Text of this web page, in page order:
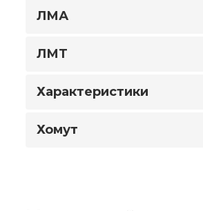
ЛМА
ЛМТ
Характеристики
Хомут